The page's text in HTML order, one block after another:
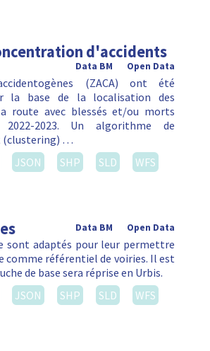
d'accidents
Open Data
Data BM
(ZACA) ont été
la base de la localisation des
route avec blessés et/ou morts
2022-2023. Un algorithme de
(clustering) …
JSON SHP SLD
WFS
Open Data
Data BM
sont adaptés pour leur permettre
comme référentiel de voiries. Il est
de base sera réprise en Urbis.
JSON SHP SLD
WFS